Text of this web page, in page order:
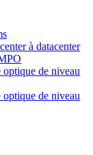
à datacenter
de niveau
de niveau